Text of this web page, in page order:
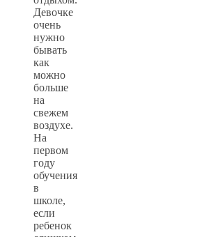
Девочке
очень
нужно
бывать
как
можно
больше
на
свежем
воздухе.
На
первом
году
обучения
в
школе,
если
ребенок